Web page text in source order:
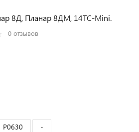
8Д, Планар 8ДМ, 14ТС-Mini.
0 отзывов
Р0630 -